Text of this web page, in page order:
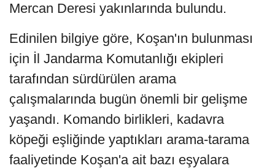
Mercan Deresi yakınlarında bulundu.
Edinilen bilgiye göre, Koşan'ın bulunması
için İl Jandarma Komutanlığı ekipleri
tarafından sürdürülen arama
çalışmalarında bugün önemli bir gelişme
yaşandı. Komando birlikleri, kadavra
köpeği eşliğinde yaptıkları arama-tarama
faaliyetinde Koşan'a ait bazı eşyalara